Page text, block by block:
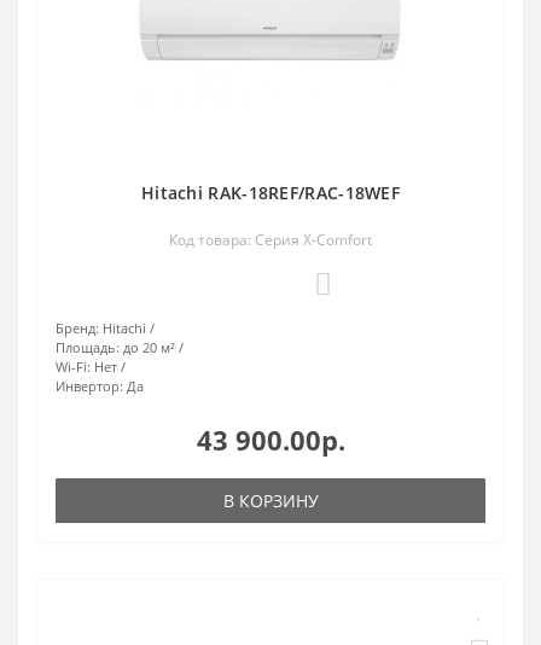
Hitachi RAK-18REF/RAC-18WEF
Код товара: Серия X-Comfort
Бренд: Hitachi
Площадь: до 20 м²
Wi-Fi: Нет
Инвертор: Да
43 900.00р.
В КОРЗИНУ